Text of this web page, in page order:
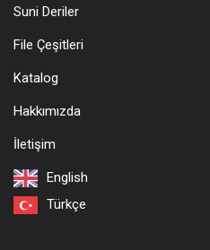
Suni Deriler
File Çeşitleri
Katalog
Hakkımızda
İletişim
English
Türkçe